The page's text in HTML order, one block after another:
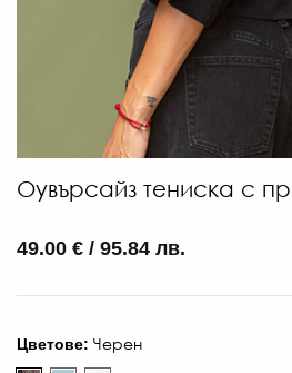
Оувърсайз тениска с
49.00 € / 95.84 лв.
Цветове: Черен